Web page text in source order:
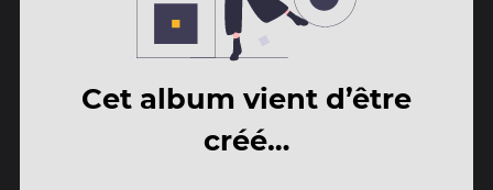
Cet album vient d’être
créé…